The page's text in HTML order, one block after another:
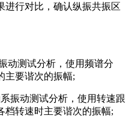
进行对比，确认纵振共振区
动测试分析，使用频谱分
主要谐次的振幅;
振动测试分析，使用转速跟
档转速时主要谐次的振幅;